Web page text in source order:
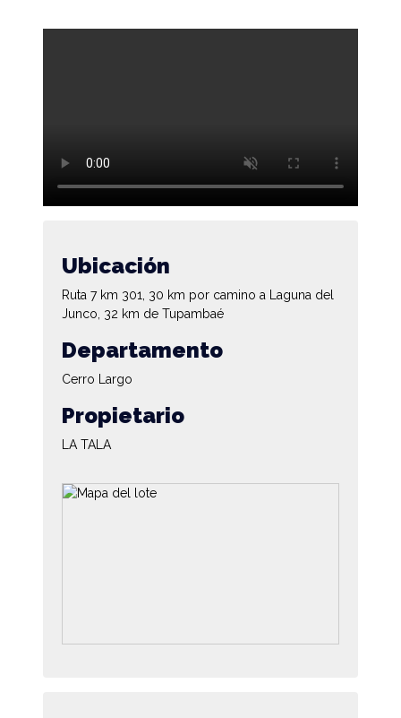
Ubicación
Ruta 7 km 301, 30 km por camino a Laguna del
Junco, 32 km de Tupambaé
Departamento
Cerro Largo
Propietario
LA TALA